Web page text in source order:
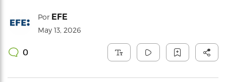
Por EFE
May 13, 2026
0